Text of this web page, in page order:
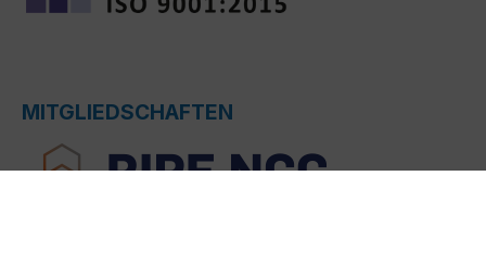
MITGLIEDSCHAFTEN